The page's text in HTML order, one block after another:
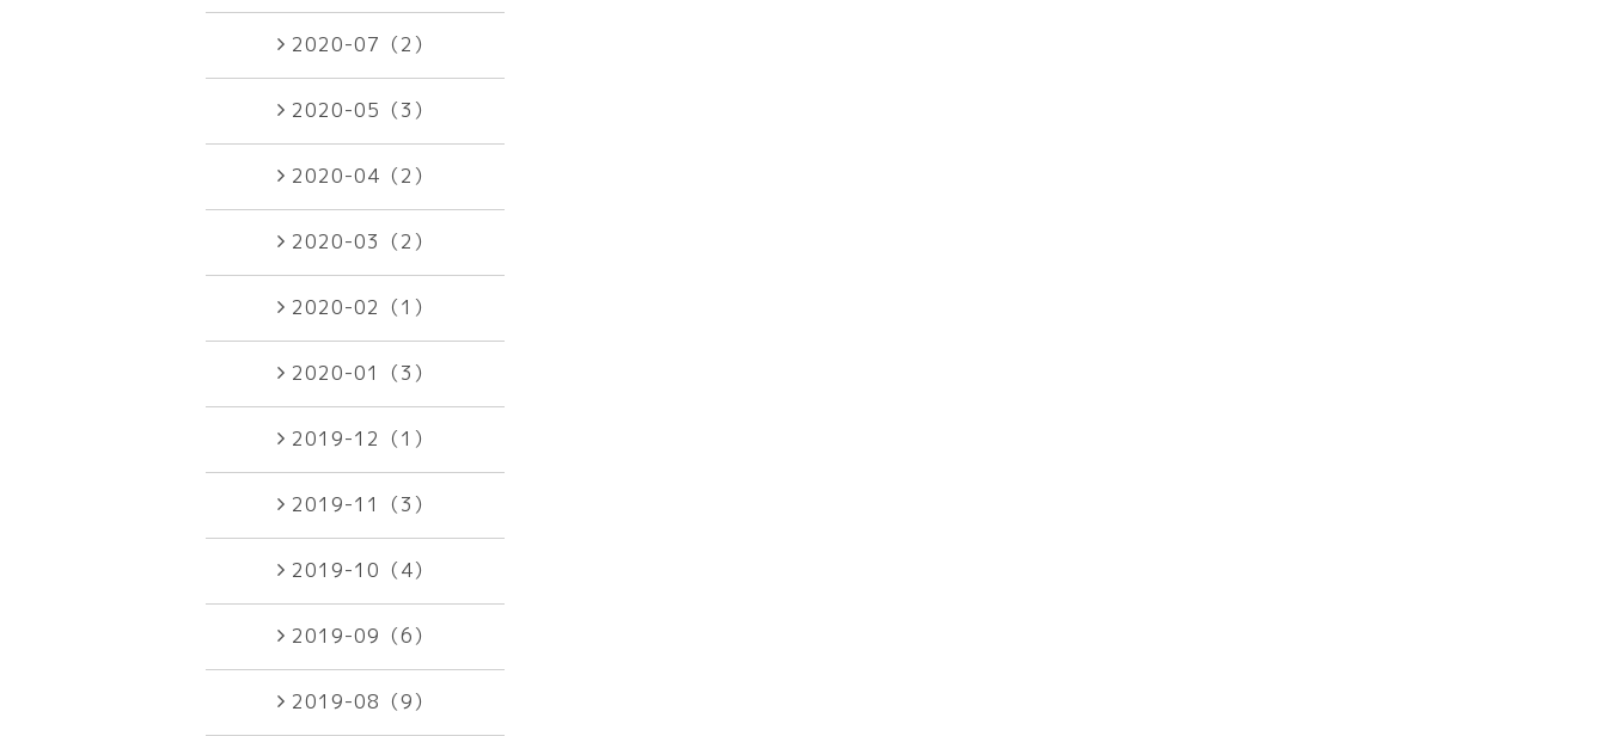
2020-07（2）
2020-05（3）
2020-04（2）
2020-03（2）
2020-02（1）
2020-01（3）
2019-12（1）
2019-11（3）
2019-10（4）
2019-09（6）
2019-08（9）